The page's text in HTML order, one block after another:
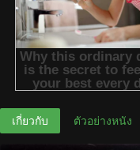
เกี่ยวกับ ตัวอย่างหนัง